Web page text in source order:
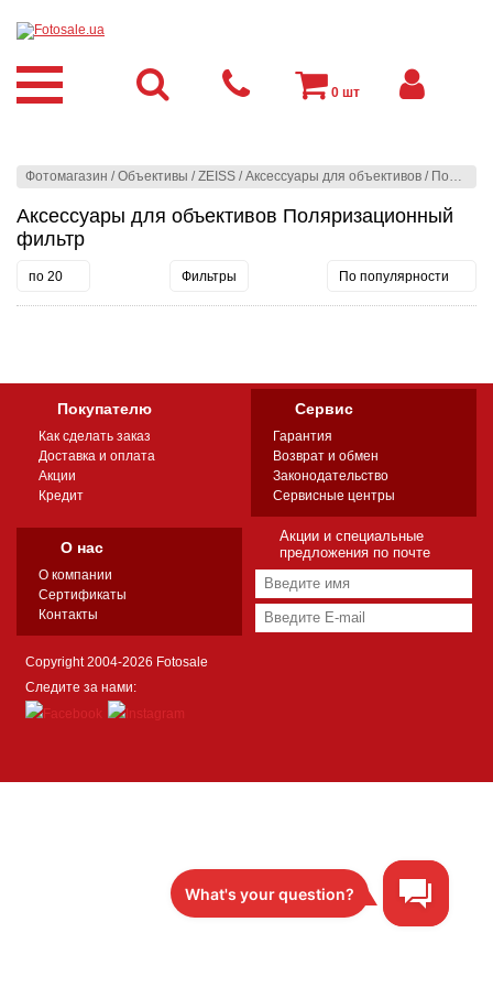
Фотомагазин /Объективы /ZEISS /Аксессуары для объективов / Поляризационный фильтр
Аксессуары для объективов Поляризационный
фильтр
по 20 Фильтры По популярности
0 шт
Покупателю
Как сделать заказ
Доставка и оплата
Акции
Кредит
Сервис
Гарантия
Возврат и обмен
Законодательство
Сервисные центры
О нас
О компании
Сертификаты
Контакты
Акции и специальные
предложения по почте
Copyright 2004-2026 Fotosale
Следите за нами: